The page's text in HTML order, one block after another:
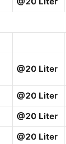
@20 Liter
@20 Liter
@20 Liter
@20 Liter